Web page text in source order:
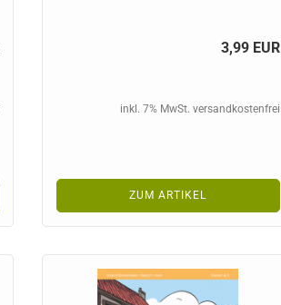
3,99 EUR
inkl. 7% MwSt. versandkostenfrei
ZUM ARTIKEL